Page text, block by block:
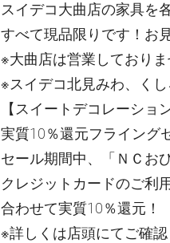
スイデコ大曲店の家具を
すべて現品限りです！お
※大曲店は営業しておりま
※スイデコ北見みわ、く
【スイートデコレーシ
実質10％還元フライング
セール期間中、「ＮＣお
クレジットカードのご利用
合わせて実質10％還元！
※詳しくは店頭にてご確認